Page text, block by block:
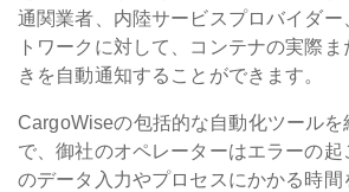
通関業者、内陸サービスプロバイダー
トワークに対して、コンテナの実際
きを自動通知することができます。
CargoWiseの包括的な自動化ツールを
で、御社のオペレーターはエラーの
のデータ入力やプロセスにかかる時間